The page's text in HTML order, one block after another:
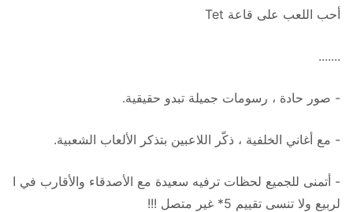
أحب اللعب على قاعة Tet
.......
- صور حادة ، رسومات جميلة تبدو حقيقية.
- مع أغاني الخلفية ، ذكّر اللاعبين بتذكر الألعاب الشعبية.
- أتمنى للجميع لحظات ترفيه سعيدة مع الأصدقاء والأقارب في ا
لربيع ولا تنسى تقييم 5* غير متصل !!!